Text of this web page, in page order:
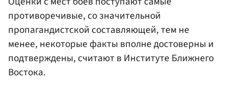
противоречивые, со значительной
пропагандистской составляющей, тем не
менее, некоторые факты вполне достоверны и
подтверждены, считают в Институте Ближнего
Востока.